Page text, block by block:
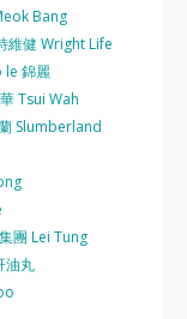
Bang
維健 Wright Life
le 錦麗
Tsui Wah
Slumberland
團 Lei Tung
油丸